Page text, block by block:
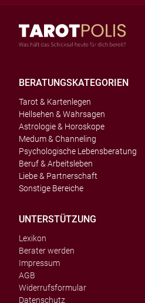
BERATUNGSKATEGORIEN
Tarot & Kartenlegen
Hellsehen & Wahrsagen
Astrologie & Horoskope
Medum & Channeling
Psychologische Lebensberatung
Beruf & Arbeitsleben
Liebe & Partnerschaft
Sonstige Bereiche
UNTERSTÜTZUNG
Lexikon
Berater werden
Impressum
AGB
Widerrufsformular
Datenschutz